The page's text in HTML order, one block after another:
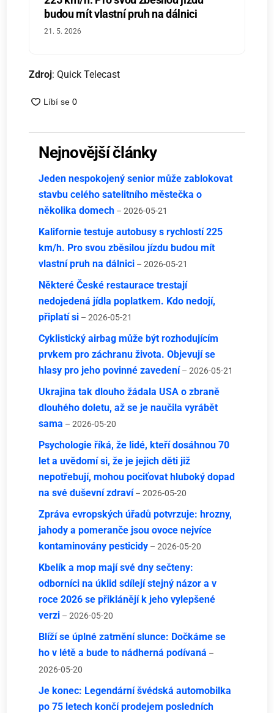
budou mít vlastní pruh na dálnici
21. 5. 2026
Zdroj: Quick Telecast
Nejnovější články
Jeden nespokojený senior může zablokovat
stavbu celého satelitního městečka o
několika domech – 2026-05-21
Kalifornie testuje autobusy s rychlostí 225
km/h. Pro svou zběsilou jízdu budou mít
vlastní pruh na dálnici – 2026-05-21
Některé České restaurace trestají
nedojedená jídla poplatkem. Kdo nedojí,
připlatí si – 2026-05-21
Cyklistický airbag může být rozhodujícím
prvkem pro záchranu života. Objevují se
hlasy pro jeho povinné zavedení – 2026-05-21
Ukrajina tak dlouho žádala USA o zbraně
dlouhého doletu, až se je naučila vyrábět
sama – 2026-05-20
Psychologie říká, že lidé, kteří dosáhnou 70
let a uvědomí si, že je jejich děti již
nepotřebují, mohou pociťovat hluboký dopad
na své duševní zdraví – 2026-05-20
Zpráva evropských úřadů potvrzuje: hrozny,
jahody a pomeranče jsou ovoce nejvíce
kontaminovány pesticidy – 2026-05-20
Kbelík a mop mají své dny sečteny:
odborníci na úklid sdílejí stejný názor a v
roce 2026 se přiklánějí k jeho vylepšené
verzi – 2026-05-20
Blíží se úplné zatmění slunce: Dočkáme se
ho v létě a bude to nádherná podívaná –
2026-05-20
Je konec: Legendární švédská automobilka
po 75 letech končí prodejem posledních